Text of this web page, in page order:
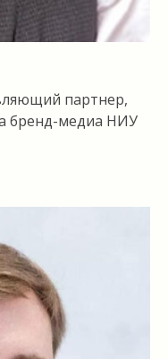
партнер,
бренд-медиа НИУ